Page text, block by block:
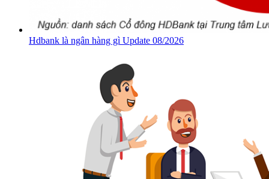
Hdbank là ngân hàng gì Update 08/2026